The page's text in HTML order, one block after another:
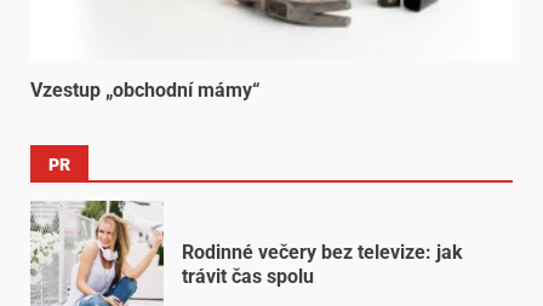
Vzestup „obchodní mámy“
PR
Rodinné večery bez televize: jak
trávit čas spolu